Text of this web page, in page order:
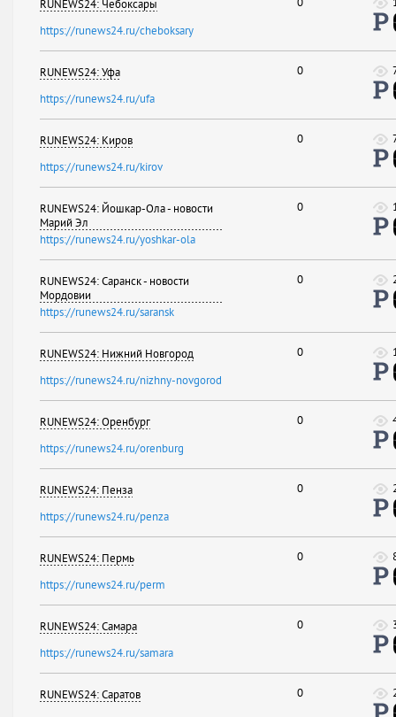
RUNEWS24: Чебоксары
https://runews24.ru/cheboksary
RUNEWS24: Уфа
https://runews24.ru/ufa
0
RUNEWS24: Киров
https://runews24.ru/kirov
0
RUNEWS24: Йошкар-Ола - новости
Марий Эл
https://runews24.ru/yoshkar-ola
0
RUNEWS24: Саранск - новости
Мордовии
https://runews24.ru/saransk
0
RUNEWS24: Нижний Новгород
https://runews24.ru/nizhny-novgorod
0
RUNEWS24: Оренбург
https://runews24.ru/orenburg
0
RUNEWS24: Пенза
https://runews24.ru/penza
0
RUNEWS24: Пермь
https://runews24.ru/perm
0
RUNEWS24: Самара
https://runews24.ru/samara
0
RUNEWS24: Саратов
0